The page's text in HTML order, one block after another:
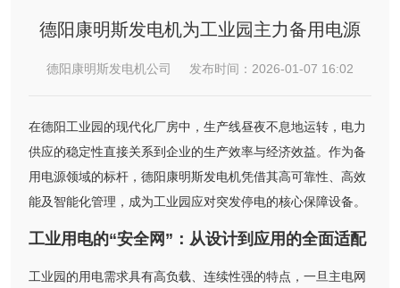
德阳康明斯发电机为工业园主力备用电源
德阳康明斯发电机公司 发布时间：2026-01-07 16:02
在德阳工业园的现代化厂房中，生产线昼夜不息地运转，电力
供应的稳定性直接关系到企业的生产效率与经济效益。作为备
用电源领域的标杆，德阳康明斯发电机凭借其高可靠性、高效
能及智能化管理，成为工业园应对突发停电的核心保障设备。
工业用电的“安全网”：从设计到应用的全面适配
工业园的用电需求具有高负载、连续性强的特点，一旦主电网